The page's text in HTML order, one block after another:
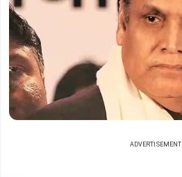
ADVERTISEMENT